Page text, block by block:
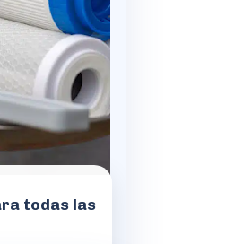
todas las
Depósitos y recambios
con varias marcas
por nuestros técnicos